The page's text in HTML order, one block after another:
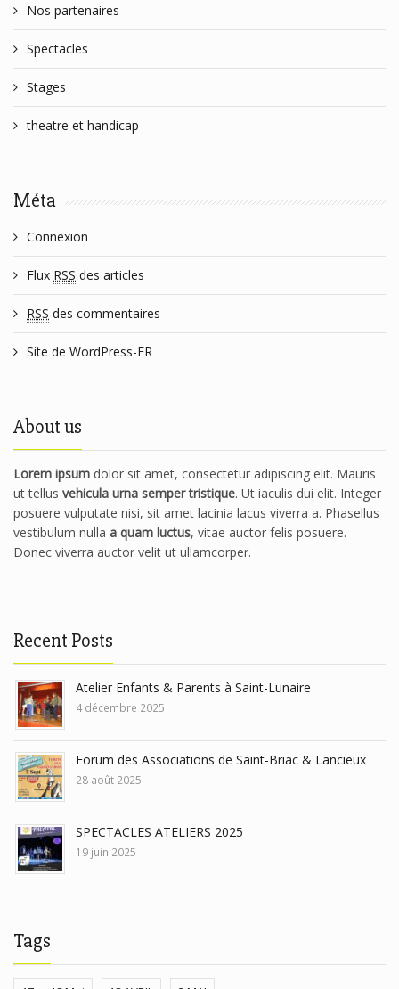
Nos partenaires
Spectacles
Stages
theatre et handicap
Méta
Connexion
Flux RSS des articles
RSS des commentaires
Site de WordPress-FR
About us
Lorem ipsum dolor sit amet, consectetur adipiscing elit. Mauris
ut tellus vehicula urna semper tristique. Ut iaculis dui elit. Integer
posuere vulputate nisi, sit amet lacinia lacus viverra a. Phasellus
vestibulum nulla a quam luctus, vitae auctor felis posuere.
Donec viverra auctor velit ut ullamcorper.
Recent Posts
Atelier Enfants & Parents à Saint-Lunaire
4 décembre 2025
Forum des Associations de Saint-Briac & Lancieux
28 août 2025
SPECTACLES ATELIERS 2025
19 juin 2025
Tags